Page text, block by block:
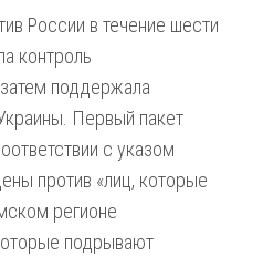
России в течение шести
контроль
поддержала
Первый пакет
с указом
против «лиц, которые
регионе
подрывают